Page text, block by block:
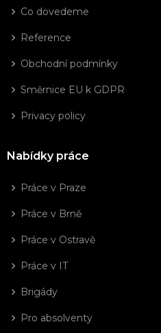
Co dovedeme
Reference
Obchodní podmínky
Směrnice EU k GDPR
Privacy policy
Nabídky práce
Práce v Praze
Práce v Brně
Práce v Ostravě
Práce v IT
Brigády
Pro absolventy